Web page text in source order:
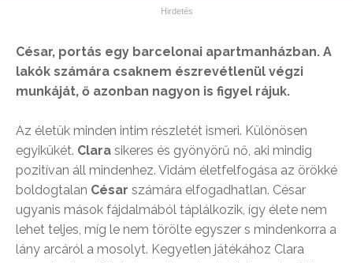
César, portás egy barcelonai apartmanházban. A
lakók számára csaknem észrevétlenül végzi
munkáját, ő azonban nagyon is figyel rájuk.
Az életük minden intim részletét ismeri. Különösen
egyikükét. Clara sikeres és gyönyörű nő, aki mindig
pozitívan áll mindenhez. Vidám életfelfogása az örökké
boldogtalan César számára elfogadhatlan. César
ugyanis mások fájdalmából táplálkozik, így élete nem
lehet teljes, míg le nem törölte egyszer s mindenkorra a
lány arcáról a mosolyt. Kegyetlen játékához Clara